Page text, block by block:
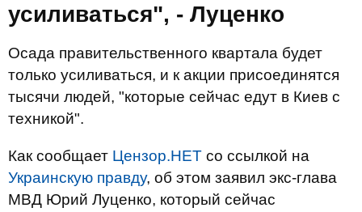
усиливаться", - Луценко
Осада правительственного квартала будет
только усиливаться, и к акции присоединятся
тысячи людей, "которые сейчас едут в Киев с
техникой".
Как сообщает Цензор.НЕТ со ссылкой на
Украинскую правду, об этом заявил экс-глава
МВД Юрий Луценко, который сейчас